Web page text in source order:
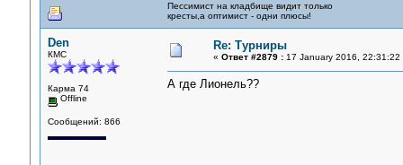
Пессимист на кладбище видит только
кресты,а оптимист - одни плюсы!
Den
КМС
Карма 74
Offline
Сообщений: 866
Re: Турниры
« Ответ #2879 :17 January 2016, 22:31:22
А где Лионель??